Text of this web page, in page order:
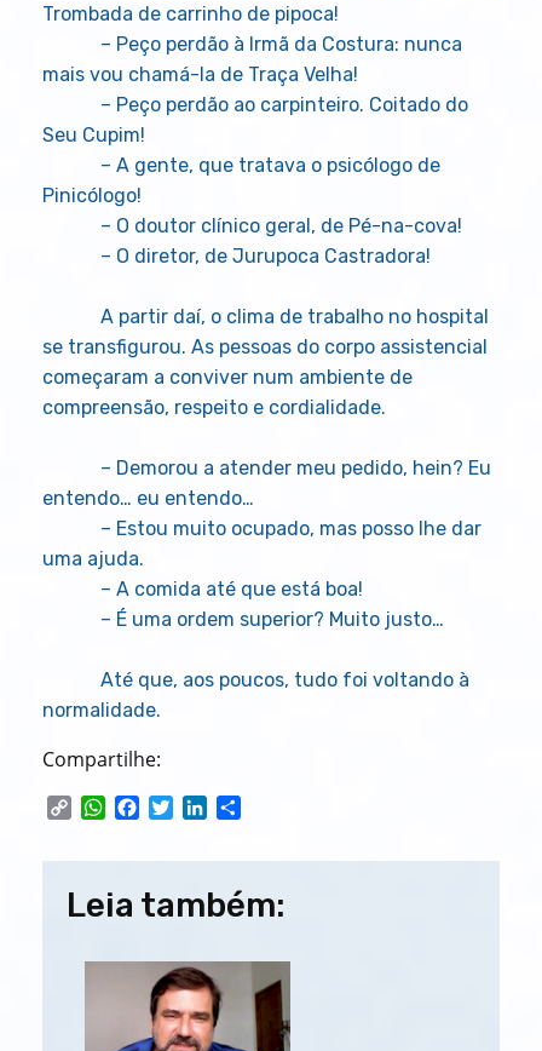
Trombada de carrinho de pipoca!
– Peço perdão à Irmã da Costura: nunca
mais vou chamá-la de Traça Velha!
– Peço perdão ao carpinteiro. Coitado do
Seu Cupim!
– A gente, que tratava o psicólogo de
Pinicólogo!
– O doutor clínico geral, de Pé-na-cova!
– O diretor, de Jurupoca Castradora!
A partir daí, o clima de trabalho no hospital
se transfigurou. As pessoas do corpo assistencial
começaram a conviver num ambiente de
compreensão, respeito e cordialidade.
– Demorou a atender meu pedido, hein? Eu
entendo… eu entendo…
– Estou muito ocupado, mas posso lhe dar
uma ajuda.
– A comida até que está boa!
– É uma ordem superior? Muito justo…
Até que, aos poucos, tudo foi voltando à
normalidade.
Compartilhe:
C
p
W
a
s
c
b
T
i
t
n
e
n
a
e
de
Post
Leia também: